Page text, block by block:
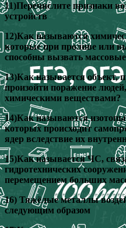
11)Перечислите признаки
устройств
12)Как называются
которые при проливе или
способны вызвать
13)Как называется объект,
произойти поражение
химическими веществами?
14)Как называются
которых происходит
ядер вследствие их
15)Как называется ЧС,
гидротехнических
перемещением больших
16) Тяжёлые металлы
следующим образом